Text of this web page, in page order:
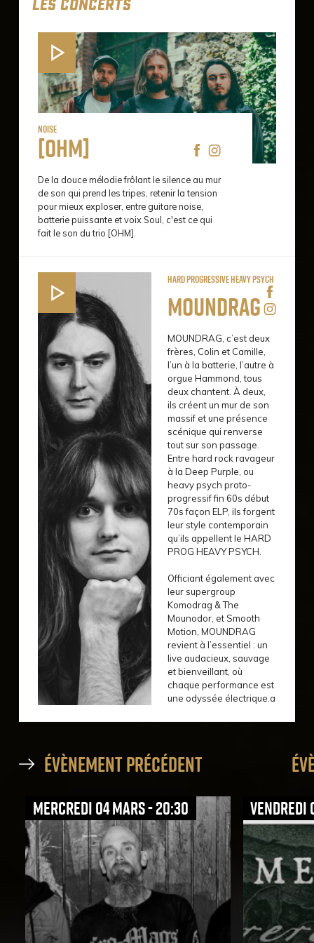
LES CONCERTS
Noise
[Ohm]
De la douce mélodie frôlant le silence au mur
de son qui prend les tripes, retenir la tension
pour mieux exploser, entre guitare noise,
batterie puissante et voix Soul, c'est ce qui
fait le son du trio [OHM].
Hard progressive heavy psych
Moundrag
MOUNDRAG, c’est deux
frères, Colin et Camille,
l’un à la batterie, l’autre à
orgue Hammond, tous
deux chantent. À deux,
ils créent un mur de son
massif et une présence
scénique qui renverse
tout sur son passage.
Entre hard rock ravageur
à la Deep Purple, ou
heavy psych proto-
progressif fin 60s début
70s façon ELP, ils forgent
leur style contemporain
qu’ils appellent le HARD
PROG HEAVY PSYCH.
Officiant également avec
leur supergroup
Komodrag & The
Mounodor, et Smooth
Motion, MOUNDRAG
revient à l’essentiel : un
live audacieux, sauvage
et bienveillant, où
chaque performance est
une odyssée électrique.a
évènement précédent
mercredi 04 mars - 20:30 vendredi